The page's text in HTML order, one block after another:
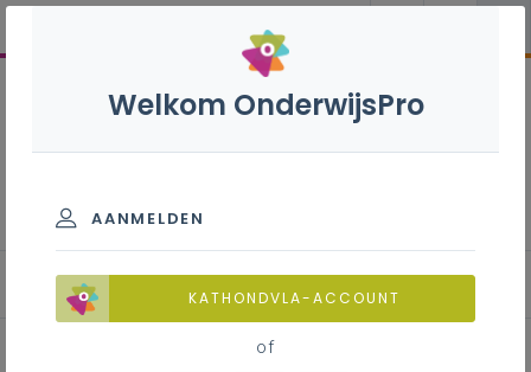
Welkom OnderwijsPro
AANMELDEN
KATHONDVLA-ACCOUNT
of